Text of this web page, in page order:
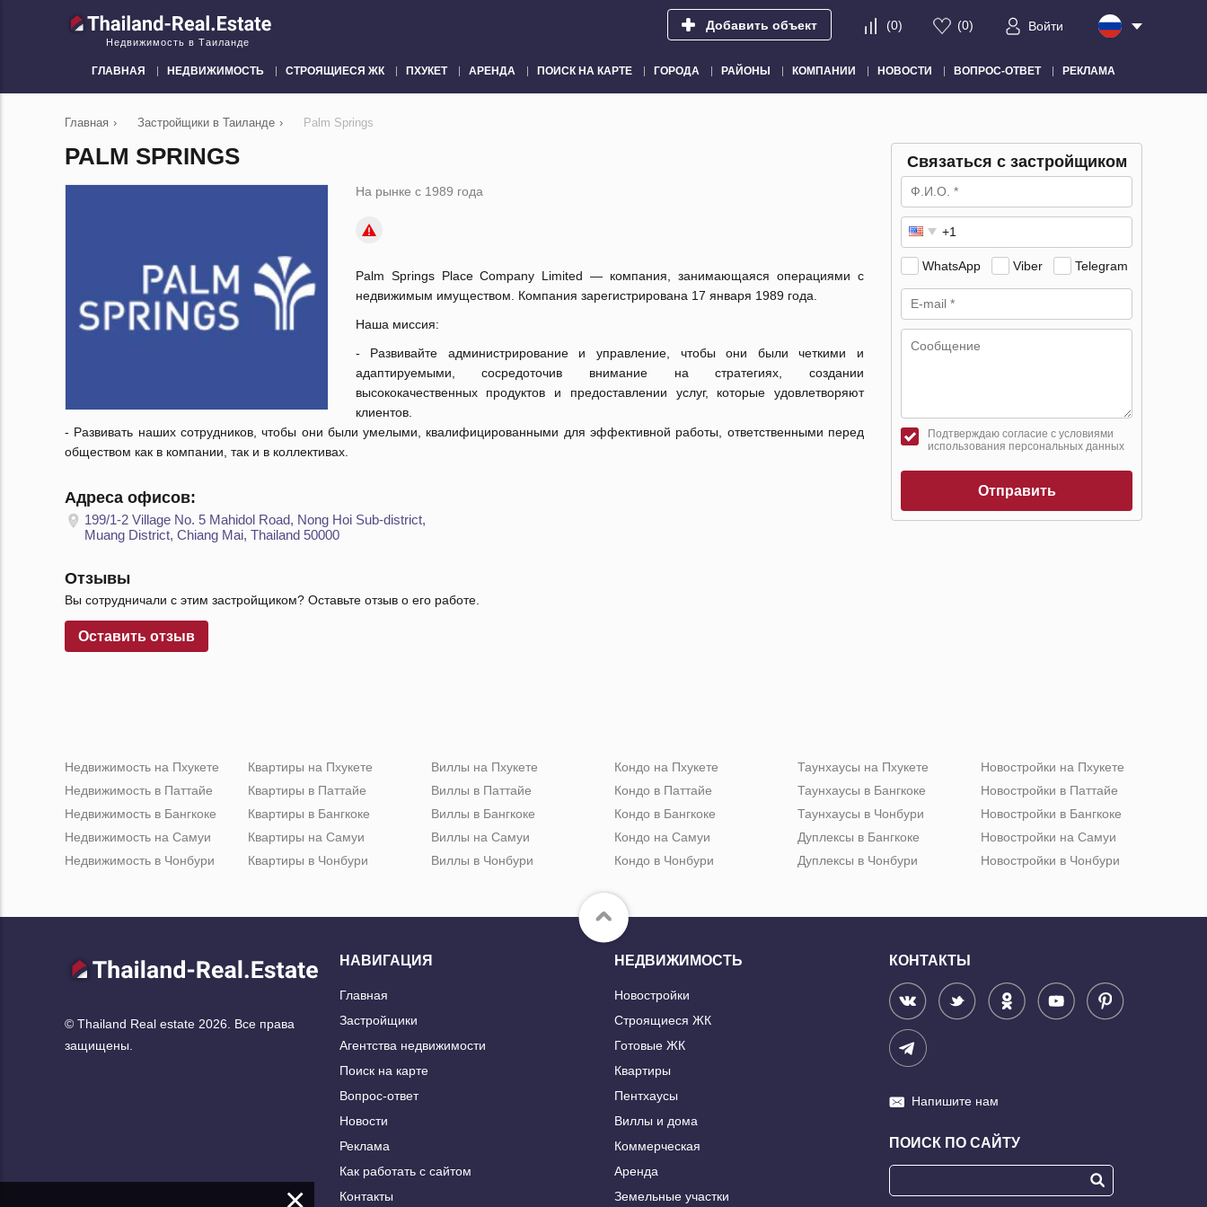
Недвижимость в Таиланде
Добавить объект (0) (0) Войти
ГЛАВНАЯ НЕДВИЖИМОСТЬ СТРОЯЩИЕСЯ ЖК ПХУКЕТ АРЕНДА ПОИСК НА КАРТЕ ГОРОДА РАЙОНЫ КОМПАНИИ НОВОСТИ ВОПРОС-ОТВЕТ РЕКЛАМА
Главная › Застройщики в Таиланде › Palm Springs
PALM SPRINGS
На рынке с 1989 года
Palm Springs Place Company Limited — компания, занимающаяся операциями с
недвижимым имуществом. Компания зарегистрирована 17 января 1989 года.
Наша миссия:
- Развивайте администрирование и управление, чтобы они были четкими и
адаптируемыми, сосредоточив внимание на стратегиях, создании
высококачественных продуктов и предоставлении услуг, которые удовлетворяют
клиентов.
- Развивать наших сотрудников, чтобы они были умелыми, квалифицированными для эффективной работы, ответственными перед
обществом как в компании, так и в коллективах.
Адреса офисов:
199/1-2 Village No. 5 Mahidol Road, Nong Hoi Sub-district,
Muang District, Chiang Mai, Thailand 50000
Отзывы
Вы сотрудничали с этим застройщиком? Оставьте отзыв о его работе.
Оставить отзыв
Связаться с застройщиком
WhatsApp Viber Telegram
Подтверждаю согласие с условиями
использования персональных данных
Отправить
Недвижимость на Пхукете
Недвижимость в Паттайе
Недвижимость в Бангкоке
Недвижимость на Самуи
Недвижимость в Чонбури
Квартиры на Пхукете
Квартиры в Паттайе
Квартиры в Бангкоке
Квартиры на Самуи
Квартиры в Чонбури
Виллы на Пхукете
Виллы в Паттайе
Виллы в Бангкоке
Виллы на Самуи
Виллы в Чонбури
Кондо на Пхукете
Кондо в Паттайе
Кондо в Бангкоке
Кондо на Самуи
Кондо в Чонбури
Таунхаусы на Пхукете
Таунхаусы в Бангкоке
Таунхаусы в Чонбури
Дуплексы в Бангкоке
Дуплексы в Чонбури
Новостройки на Пхукете
Новостройки в Паттайе
Новостройки в Бангкоке
Новостройки на Самуи
Новостройки в Чонбури
© Thailand Real estate 2026. Все права
защищены.
НАВИГАЦИЯ
Главная
Застройщики
Агентства недвижимости
Поиск на карте
Вопрос-ответ
Новости
Реклама
Как работать с сайтом
Контакты
НЕДВИЖИМОСТЬ
Новостройки
Строящиеся ЖК
Готовые ЖК
Квартиры
Пентхаусы
Виллы и дома
Коммерческая
Аренда
Земельные участки
КОНТАКТЫ
Напишите нам
ПОИСК ПО САЙТУ